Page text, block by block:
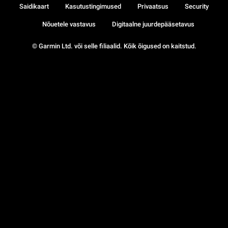
© Garmin Ltd. või selle filiaalid. Kõik õigused on kaitstud.
Saidikaart Kasutustingimused Privaatsus Security
Nõuetele vastavus Digitaalne juurdepääsetavus